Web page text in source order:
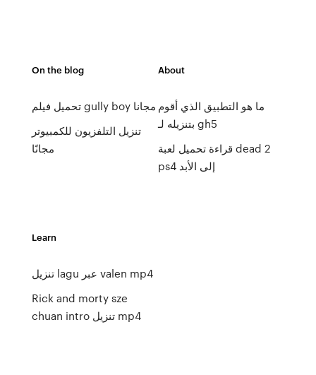
On the blog
تحميل فيلم gully boy مجانا
تنزيل التلفزيون للكمبيوتر
مجانًا
About
ما هو التطبيق الذي أقوم
بتنزيله لـ gh5
قراءة تحميل لعبة dead 2
ps4 إلى الأبد
Learn
تنزيل lagu عبر valen mp4
Rick and morty sze
chuan intro تنزيل mp4